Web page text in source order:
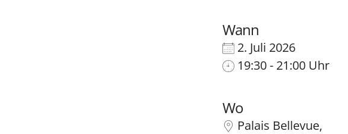
Wann
2. Juli 2026
19:30 - 21:00 Uhr
Wo
Palais Bellevue,